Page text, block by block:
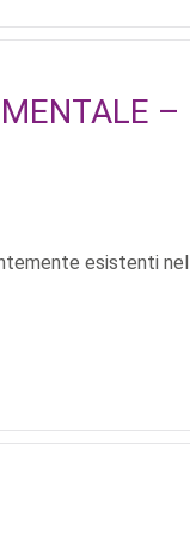
–
esistenti